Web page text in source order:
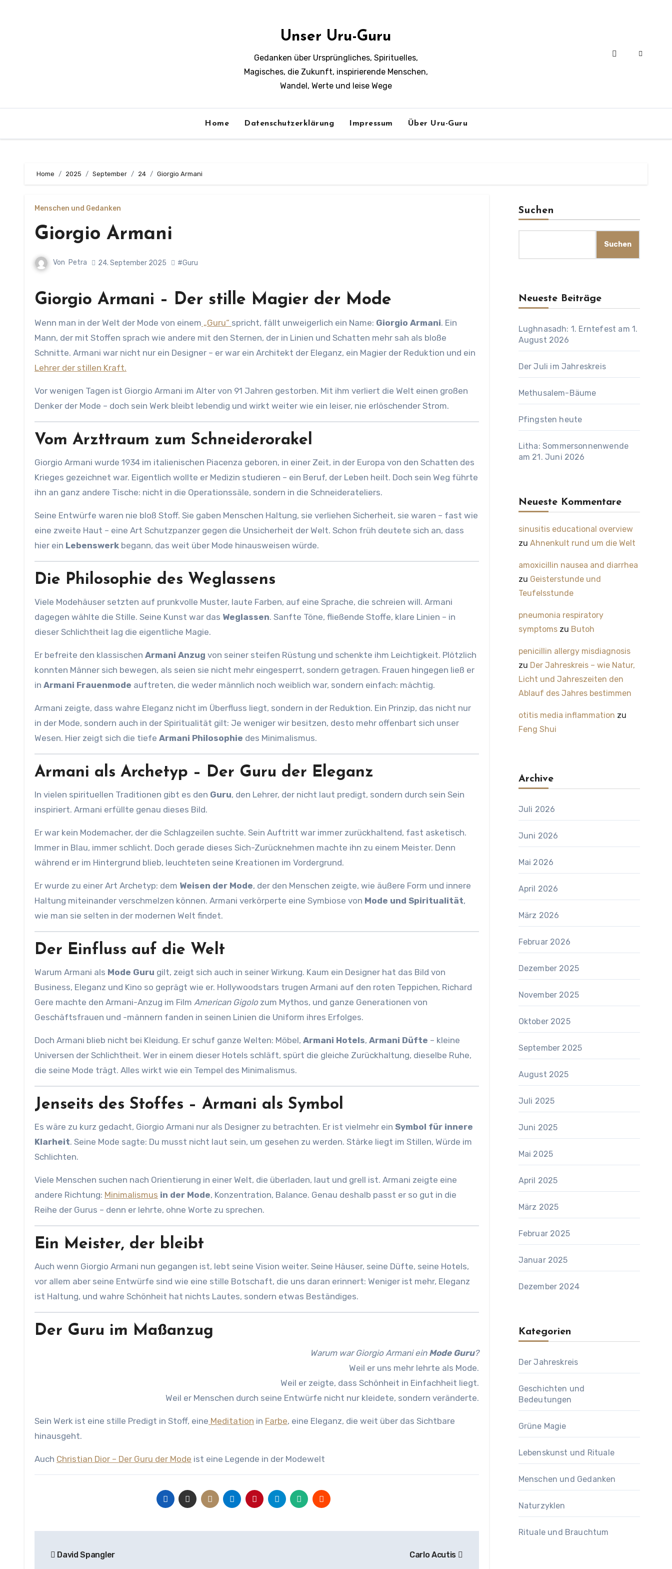
Unser Uru-Guru
Gedanken über Ursprüngliches, Spirituelles,
Magisches, die Zukunft, inspirierende Menschen,
Wandel, Werte und leise Wege
Home Datenschutzerklärung Impressum Über Uru-Guru
Home 2025 September 24 Giorgio Armani
Menschen und Gedanken
Giorgio Armani
Von Petra 24. September 2025 #Guru
Giorgio Armani – Der stille Magier der Mode
Wenn man in der Welt der Mode von einem „Guru“ spricht, fällt unweigerlich ein Name: Giorgio Armani. Ein
Mann, der mit Stoffen sprach wie andere mit den Sternen, der in Linien und Schatten mehr sah als bloße
Schnitte. Armani war nicht nur ein Designer – er war ein Architekt der Eleganz, ein Magier der Reduktion und ein
Lehrer der stillen Kraft.
Vor wenigen Tagen ist Giorgio Armani im Alter von 91 Jahren gestorben. Mit ihm verliert die Welt einen großen
Denker der Mode – doch sein Werk bleibt lebendig und wirkt weiter wie ein leiser, nie erlöschender Strom.
Vom Arzttraum zum Schneiderorakel
Giorgio Armani wurde 1934 im italienischen Piacenza geboren, in einer Zeit, in der Europa von den Schatten des
Krieges gezeichnet war. Eigentlich wollte er Medizin studieren – ein Beruf, der Leben heilt. Doch sein Weg führte
ihn an ganz andere Tische: nicht in die Operationssäle, sondern in die Schneiderateliers.
Seine Entwürfe waren nie bloß Stoff. Sie gaben Menschen Haltung, sie verliehen Sicherheit, sie waren – fast wie
eine zweite Haut – eine Art Schutzpanzer gegen die Unsicherheit der Welt. Schon früh deutete sich an, dass
hier ein Lebenswerk begann, das weit über Mode hinausweisen würde.
Die Philosophie des Weglassens
Viele Modehäuser setzten auf prunkvolle Muster, laute Farben, auf eine Sprache, die schreien will. Armani
dagegen wählte die Stille. Seine Kunst war das Weglassen. Sanfte Töne, fließende Stoffe, klare Linien – in
dieser Schlichtheit lag die eigentliche Magie.
Er befreite den klassischen Armani Anzug von seiner steifen Rüstung und schenkte ihm Leichtigkeit. Plötzlich
konnten Männer sich bewegen, als seien sie nicht mehr eingesperrt, sondern getragen. Frauen hingegen ließ er
in Armani Frauenmode auftreten, die weder männlich noch weiblich war, sondern einfach: mächtig.
Armani zeigte, dass wahre Eleganz nicht im Überfluss liegt, sondern in der Reduktion. Ein Prinzip, das nicht nur
in der Mode, sondern auch in der Spiritualität gilt: Je weniger wir besitzen, desto mehr offenbart sich unser
Wesen. Hier zeigt sich die tiefe Armani Philosophie des Minimalismus.
Armani als Archetyp – Der Guru der Eleganz
In vielen spirituellen Traditionen gibt es den Guru, den Lehrer, der nicht laut predigt, sondern durch sein Sein
inspiriert. Armani erfüllte genau dieses Bild.
Er war kein Modemacher, der die Schlagzeilen suchte. Sein Auftritt war immer zurückhaltend, fast asketisch.
Immer in Blau, immer schlicht. Doch gerade dieses Sich-Zurücknehmen machte ihn zu einem Meister. Denn
während er im Hintergrund blieb, leuchteten seine Kreationen im Vordergrund.
Er wurde zu einer Art Archetyp: dem Weisen der Mode, der den Menschen zeigte, wie äußere Form und innere
Haltung miteinander verschmelzen können. Armani verkörperte eine Symbiose von Mode und Spiritualität,
wie man sie selten in der modernen Welt findet.
Der Einfluss auf die Welt
Warum Armani als Mode Guru gilt, zeigt sich auch in seiner Wirkung. Kaum ein Designer hat das Bild von
Business, Eleganz und Kino so geprägt wie er. Hollywoodstars trugen Armani auf den roten Teppichen, Richard
Gere machte den Armani-Anzug im Film American Gigolozum Mythos, und ganze Generationen von
Geschäftsfrauen und -männern fanden in seinen Linien die Uniform ihres Erfolges.
Doch Armani blieb nicht bei Kleidung. Er schuf ganze Welten: Möbel, Armani Hotels, Armani Düfte – kleine
Universen der Schlichtheit. Wer in einem dieser Hotels schläft, spürt die gleiche Zurückhaltung, dieselbe Ruhe,
die seine Mode trägt. Alles wirkt wie ein Tempel des Minimalismus.
Jenseits des Stoffes – Armani als Symbol
Es wäre zu kurz gedacht, Giorgio Armani nur als Designer zu betrachten. Er ist vielmehr ein Symbol für innere
Klarheit. Seine Mode sagte: Du musst nicht laut sein, um gesehen zu werden. Stärke liegt im Stillen, Würde im
Schlichten.
Viele Menschen suchen nach Orientierung in einer Welt, die überladen, laut und grell ist. Armani zeigte eine
andere Richtung: Minimalismus in der Mode, Konzentration, Balance. Genau deshalb passt er so gut in die
Reihe der Gurus – denn er lehrte, ohne Worte zu sprechen.
Ein Meister, der bleibt
Auch wenn Giorgio Armani nun gegangen ist, lebt seine Vision weiter. Seine Häuser, seine Düfte, seine Hotels,
vor allem aber seine Entwürfe sind wie eine stille Botschaft, die uns daran erinnert: Weniger ist mehr, Eleganz
ist Haltung, und wahre Schönheit hat nichts Lautes, sondern etwas Beständiges.
Der Guru im Maßanzug
Warum war Giorgio Armani ein Mode Guru?
Weil er uns mehr lehrte als Mode.
Weil er zeigte, dass Schönheit in Einfachheit liegt.
Weil er Menschen durch seine Entwürfe nicht nur kleidete, sondern veränderte.
Sein Werk ist eine stille Predigt in Stoff, eine Meditation in Farbe, eine Eleganz, die weit über das Sichtbare
hinausgeht.
Auch Christian Dior – Der Guru der Mode ist eine Legende in der Modewelt
David Spangler Carlo Acutis
Suchen
Suchen
Neueste Beiträge
Lughnasadh: 1. Erntefest am 1.
August 2026
Der Juli im Jahreskreis
Methusalem-Bäume
Pfingsten heute
Litha: Sommersonnenwende
am 21. Juni 2026
Neueste Kommentare
sinusitis educational overview
zu Ahnenkult rund um die Welt
amoxicillin nausea and diarrhea
zu Geisterstunde und
Teufelsstunde
pneumonia respiratory
symptomszu Butoh
penicillin allergy misdiagnosis
zu Der Jahreskreis – wie Natur,
Licht und Jahreszeiten den
Ablauf des Jahres bestimmen
otitis media inflammation zu
Feng Shui
Archive
Juli 2026
Juni 2026
Mai 2026
April 2026
März 2026
Februar 2026
Dezember 2025
November 2025
Oktober 2025
September 2025
August 2025
Juli 2025
Juni 2025
Mai 2025
April 2025
März 2025
Februar 2025
Januar 2025
Dezember 2024
Kategorien
Der Jahreskreis
Geschichten und
Bedeutungen
Grüne Magie
Lebenskunst und Rituale
Menschen und Gedanken
Naturzyklen
Rituale und Brauchtum